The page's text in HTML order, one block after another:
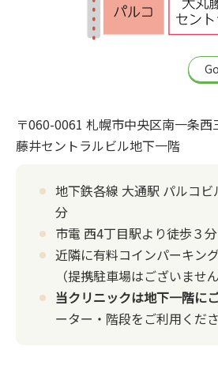
〒060-0061 札幌市中央区南一条
藤井セントラルビル地下一階
地下鉄各線 大通駅 パルコビ
分
市電 西4丁目駅より徒歩３分
近隣に有料コインパーキン
（提携駐車場はございません
当クリニックは地下一階に
ーター・階段をご利用くださ